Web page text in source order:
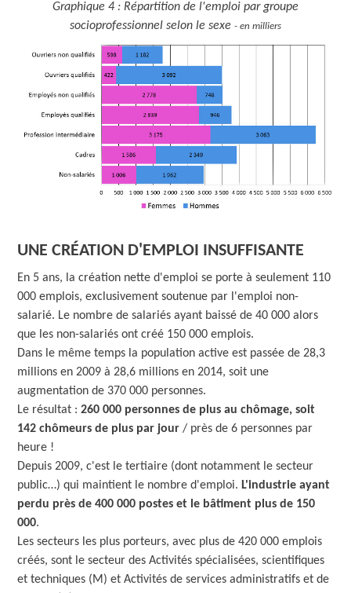
Graphique 4 : Répartition de l'emploi par groupe
socioprofessionnel selon le sexe - en milliers
UNE CRÉATION D'EMPLOI INSUFFISANTE
En 5 ans, la création nette d'emploi se porte à seulement 110
000 emplois, exclusivement soutenue par l'emploi non-
salarié. Le nombre de salariés ayant baissé de 40 000 alors
que les non-salariés ont créé 150 000 emplois.
Dans le même temps la population active est passée de 28,3
millions en 2009 à 28,6 millions en 2014, soit une
augmentation de 370 000 personnes.
Le résultat :260 000 personnes de plus au chômage, soit
142 chômeurs de plus par jour / près de 6 personnes par
heure !
Depuis 2009, c'est le tertiaire (dont notamment le secteur
public…) qui maintient le nombre d'emploi. L'industrie ayant
perdu près de 400 000 postes et le bâtiment plus de 150
000.
Les secteurs les plus porteurs, avec plus de 420 000 emplois
créés, sont le secteur des Activités spécialisées, scientifiques
et techniques (M) et Activités de services administratifs et de